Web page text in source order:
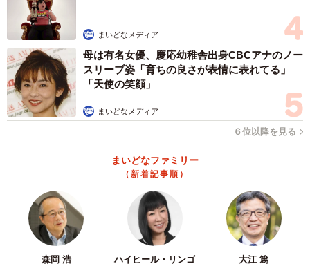
南海電鉄では、アプリ上でチケットを事前購入し、スマホ
に表示されたQRコードを自動改札機にかざすことで入出場
できる「南海デジタルチケット」を試行。第1弾として、午
前9時以降に利用できる「時差通勤応援きっぷ」を発売して
いる。
辻本さんは「社会的に、非接触のサービスは今後求められ
っぷうりばに長蛇の列ができる光景は、過去のものになる
まいどなメディア
母は有名女優、慶応幼稚舎出身CBCアナのノー
スリーブ姿「育ちの良さが表情に表れてる」
「天使の笑顔」
まいどなメディア
６位以降を見る
まいどなファミリー
（新着記事順）
森岡 浩 ハイヒール・リンゴ 大江 篤